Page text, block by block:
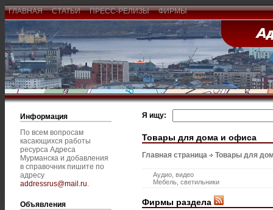
ГЛАВНАЯ СТАТЬИ ПРЕСС-РЕЛИЗЫ ФИРМЫ
Информация
По всем вопросам
касающихся работы
ресурса Адреса
Мурманска и добавления
в справочник пишите по
адресу
addressrus@mail.ru.
Объявления
Я ищу:
Товары для дома и офиса
Главная страница Товары для
Аудио, видео
Мебель, светильники
Фирмы раздела